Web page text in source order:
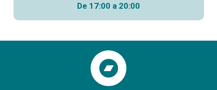
De 17:00 a 20:00